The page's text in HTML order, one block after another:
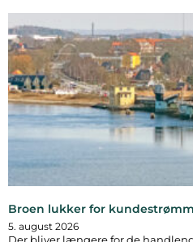
Broen lukker for
5. august 2026
Der bliver længere for de